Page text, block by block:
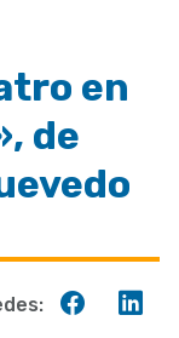
en
de